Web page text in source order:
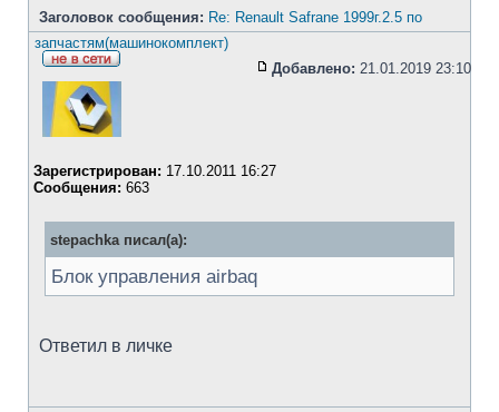
Заголовок сообщения: Re: Renault Safrane 1999г.2.5 по
запчастям(машинокомплект)
Добавлено: 21.01.2019 23:10
Зарегистрирован: 17.10.2011 16:27
Сообщения: 663
stepachka писал(а):
Блок управления airbaq
Ответил в личке